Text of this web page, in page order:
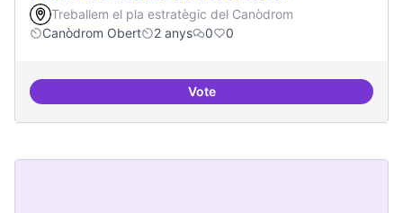
Treballem el pla estratègic del Canòdrom
Canòdrom Obert
2 anys 0 0
VoteFestivals anuals de referència